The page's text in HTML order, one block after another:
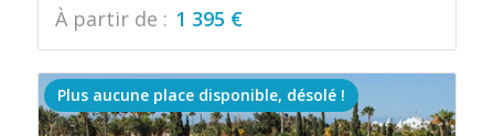
À partir de : 1 395 €
Plus aucune place disponible, désolé !